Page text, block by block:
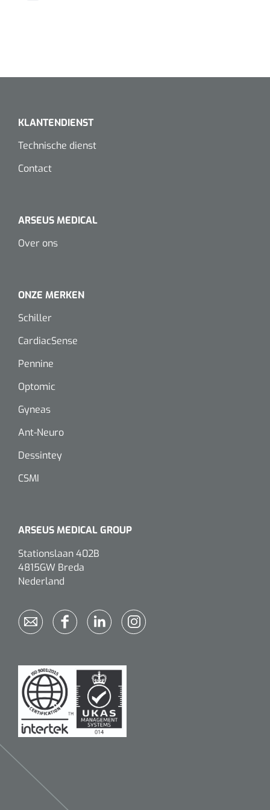
Glijzeilen
KLANTENDIENST
Technische dienst
Contact
ARSEUS MEDICAL
Over ons
ONZE MERKEN
Schiller
CardiacSense
Pennine
Optomic
Gyneas
Ant-Neuro
Dessintey
CSMI
ARSEUS MEDICAL GROUP
Stationslaan 402B
4815GW Breda
Nederland